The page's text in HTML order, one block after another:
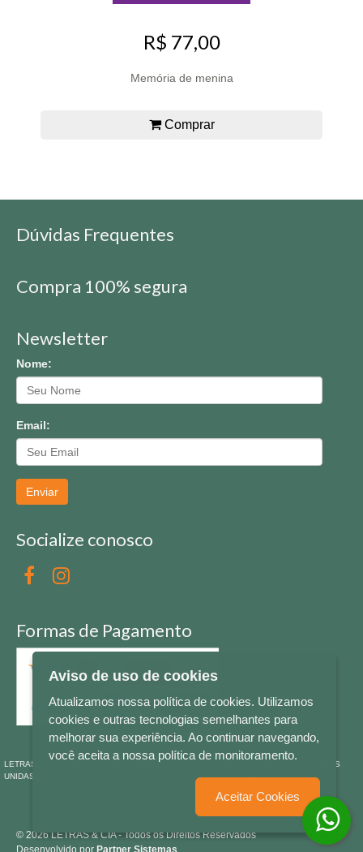
R$ 77,00
Memória de menina
Comprar
Dúvidas Frequentes
Compra 100% segura
Newsletter
Nome:
Email:
Enviar
Socialize conosco
Formas de Pagamento
LETRAS & CIA - CNPJ n° 88.587.548/0001-20 - Térreo Bourbon Shopping - AV. NAÇÕES
UNIDAS , 2001 - Lojas 1064/1065 - RIO BRANCO - - NOVO HAMBURGO - RS
© 2026 LETRAS & CIA - Todos os Direitos Reservados
Aviso de uso de cookies
Atualizamos nossa política de cookies. Utilizamos
cookies e outras tecnologias semelhantes para
melhorar sua experiência. Ao continuar navegando,
você aceita a nossa política de monitoramento.
Aceitar Cookies